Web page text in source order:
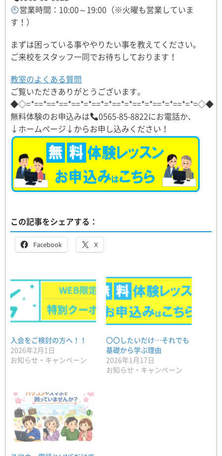
営業時間：10:00～19:00（※火曜も営業していま
す！）
まずは困っている事ややりたい事を教えてください。
ご来校をスタッフ一同でお待ちしております！
教室のよくある質問
ご覧いただきありがとうございます。
◆◇=*==*==*==*==*=*==*=*==*=*==*=*==*=*==*=*=◇◆
無料体験のお申込みは
0565-85-8822にお電話か、
↓ホームページ↓からお申し込みください！
この記事をシェアする：
Facebook X
入会をご検討の方へ！！
2026年2月1日
お知らせ・キャンペーン
〇〇したいだけ…それでも
基礎から学ぶ理由
2026年1月17日
お知らせ・キャンペーン